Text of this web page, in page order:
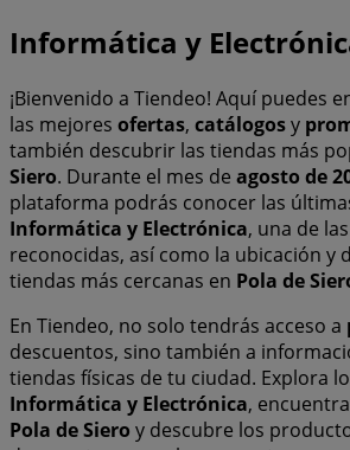
Informática y
¡Bienvenido a Tiendeo! Aquí puedes
las mejores ofertas, catálogosy
también descubrir las tiendas más
Siero. Durante el mes de agosto de
plataforma podrás conocer las
Informática y Electrónica, una de
reconocidas, así como la ubicación y
tiendas más cercanas en Pola de
En Tiendeo, no solo tendrás acceso a
descuentos, sino también a
tiendas físicas de tu ciudad. Explora
Informática y Electrónica,
Pola de Siero y descubre los